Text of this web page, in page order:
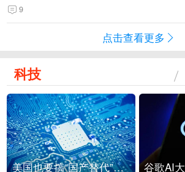
9
点击查看更多
科技
美国也要搞“国产替代”？先算清三笔账